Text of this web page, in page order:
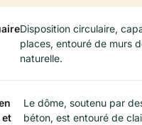
Disposition circulaire,
places, entouré de murs
naturelle.
et
Le dôme, soutenu par
béton, est entouré de